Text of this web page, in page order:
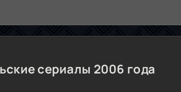
сериалы 2006 года